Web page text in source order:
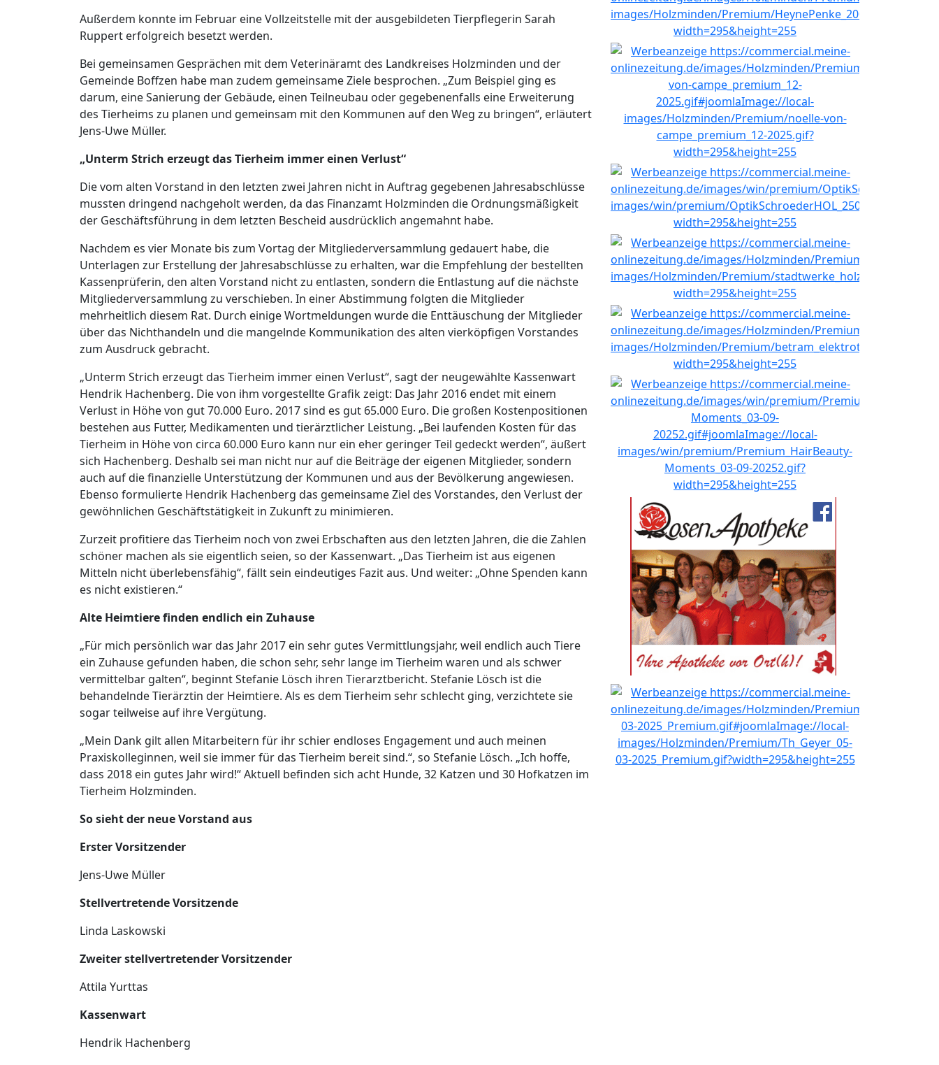
Außerdem konnte im Februar eine Vollzeitstelle mit der ausgebildeten Tierpflegerin Sarah
Ruppert erfolgreich besetzt werden.
Bei gemeinsamen Gesprächen mit dem Veterinäramt des Landkreises Holzminden und der
Gemeinde Boffzen habe man zudem gemeinsame Ziele besprochen. „Zum Beispiel ging es
darum, eine Sanierung der Gebäude, einen Teilneubau oder gegebenenfalls eine Erweiterung
des Tierheims zu planen und gemeinsam mit den Kommunen auf den Weg zu bringen“, erläutert
Jens-Uwe Müller.
„Unterm Strich erzeugt das Tierheim immer einen Verlust“
Die vom alten Vorstand in den letzten zwei Jahren nicht in Auftrag gegebenen Jahresabschlüsse
mussten dringend nachgeholt werden, da das Finanzamt Holzminden die Ordnungsmäßigkeit
der Geschäftsführung in dem letzten Bescheid ausdrücklich angemahnt habe.
Nachdem es vier Monate bis zum Vortag der Mitgliederversammlung gedauert habe, die
Unterlagen zur Erstellung der Jahresabschlüsse zu erhalten, war die Empfehlung der bestellten
Kassenprüferin, den alten Vorstand nicht zu entlasten, sondern die Entlastung auf die nächste
Mitgliederversammlung zu verschieben. In einer Abstimmung folgten die Mitglieder
mehrheitlich diesem Rat. Durch einige Wortmeldungen wurde die Enttäuschung der Mitglieder
über das Nichthandeln und die mangelnde Kommunikation des alten vierköpfigen Vorstandes
zum Ausdruck gebracht.
„Unterm Strich erzeugt das Tierheim immer einen Verlust“, sagt der neugewählte Kassenwart
Hendrik Hachenberg. Die von ihm vorgestellte Grafik zeigt: Das Jahr 2016 endet mit einem
Verlust in Höhe von gut 70.000 Euro. 2017 sind es gut 65.000 Euro. Die großen Kostenpositionen
bestehen aus Futter, Medikamenten und tierärztlicher Leistung. „Bei laufenden Kosten für das
Tierheim in Höhe von circa 60.000 Euro kann nur ein eher geringer Teil gedeckt werden“, äußert
sich Hachenberg. Deshalb sei man nicht nur auf die Beiträge der eigenen Mitglieder, sondern
auch auf die finanzielle Unterstützung der Kommunen und aus der Bevölkerung angewiesen.
Ebenso formulierte Hendrik Hachenberg das gemeinsame Ziel des Vorstandes, den Verlust der
gewöhnlichen Geschäftstätigkeit in Zukunft zu minimieren.
Zurzeit profitiere das Tierheim noch von zwei Erbschaften aus den letzten Jahren, die die Zahlen
schöner machen als sie eigentlich seien, so der Kassenwart. „Das Tierheim ist aus eigenen
Mitteln nicht überlebensfähig“, fällt sein eindeutiges Fazit aus. Und weiter: „Ohne Spenden kann
es nicht existieren.“
Alte Heimtiere finden endlich ein Zuhause
„Für mich persönlich war das Jahr 2017 ein sehr gutes Vermittlungsjahr, weil endlich auch Tiere
ein Zuhause gefunden haben, die schon sehr, sehr lange im Tierheim waren und als schwer
vermittelbar galten“, beginnt Stefanie Lösch ihren Tierarztbericht. Stefanie Lösch ist die
behandelnde Tierärztin der Heimtiere. Als es dem Tierheim sehr schlecht ging, verzichtete sie
sogar teilweise auf ihre Vergütung.
„Mein Dank gilt allen Mitarbeitern für ihr schier endloses Engagement und auch meinen
Praxiskolleginnen, weil sie immer für das Tierheim bereit sind.“, so Stefanie Lösch. „Ich hoffe,
dass 2018 ein gutes Jahr wird!“ Aktuell befinden sich acht Hunde, 32 Katzen und 30 Hofkatzen im
Tierheim Holzminden.
So sieht der neue Vorstand aus
Erster Vorsitzender
Jens-Uwe Müller
Stellvertretende Vorsitzende
Linda Laskowski
Zweiter stellvertretender Vorsitzender
Attila Yurttas
Kassenwart
Hendrik Hachenberg